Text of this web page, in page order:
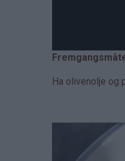
Ha olivenolje og